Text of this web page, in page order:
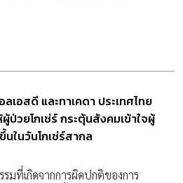
เอสดี และทาเคดา ประเทศไทย
ป่วยโกเช่ร์ กระตุ้นสังคมเข้าใจผู้
นในวันโกเช่ร์สากล
รมที่เกิดจากการผิดปกติของการ